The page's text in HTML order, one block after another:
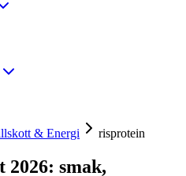
& Energi risprotein
2026: smak,